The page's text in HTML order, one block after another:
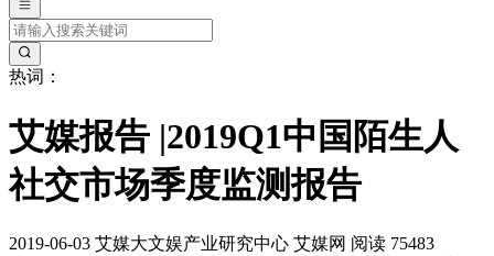
热词：
艾媒报告 |2019Q1中国陌生人
社交市场季度监测报告
2019-06-03 艾媒大文娱产业研究中心 艾媒网 阅读 75483